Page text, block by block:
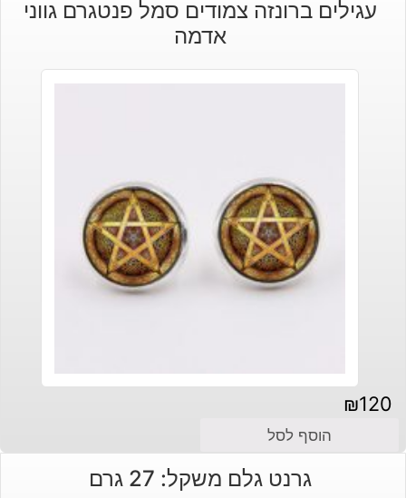
היה:
הוא:
עגילים ברונזה צמודים סמל פנטגרם גווני
אדמה
₪120
הוסף לסל
גרנט גלם משקל: 27 גרם